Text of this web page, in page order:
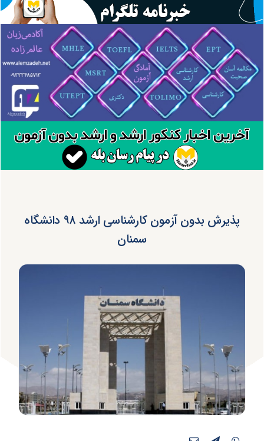
پذیرش بدون آزمون کارشناسی ارشد ۹۸ دانشگاه
سمنان